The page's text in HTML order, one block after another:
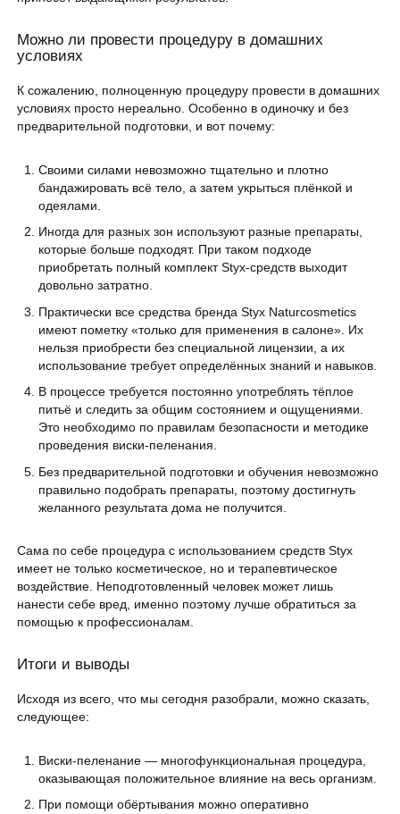
Можно ли провести процедуру в домашних
условиях
К сожалению, полноценную процедуру провести в домашних
условиях просто нереально. Особенно в одиночку и без
предварительной подготовки, и вот почему:
Своими силами невозможно тщательно и плотно
бандажировать всё тело, а затем укрыться плёнкой и
одеялами.
Иногда для разных зон используют разные препараты,
которые больше подходят. При таком подходе
приобретать полный комплект Styx-средств выходит
довольно затратно.
Практически все средства бренда Styx Naturcosmetics
имеют пометку «только для применения в салоне». Их
нельзя приобрести без специальной лицензии, а их
использование требует определённых знаний и навыков.
В процессе требуется постоянно употреблять тёплое
питьё и следить за общим состоянием и ощущениями.
Это необходимо по правилам безопасности и методике
проведения виски-пеленания.
Без предварительной подготовки и обучения невозможно
правильно подобрать препараты, поэтому достигнуть
желанного результата дома не получится.
Сама по себе процедура с использованием средств Styx
имеет не только косметическое, но и терапевтическое
воздействие. Неподготовленный человек может лишь
нанести себе вред, именно поэтому лучше обратиться за
помощью к профессионалам.
Итоги и выводы
Исходя из всего, что мы сегодня разобрали, можно сказать,
следующее:
Виски-пеленание — многофункциональная процедура,
оказывающая положительное влияние на весь организм.
При помощи обёртывания можно оперативно